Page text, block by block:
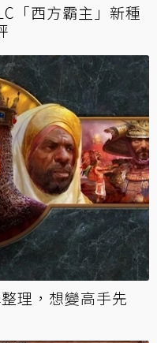
「西方霸主」新種
理，想變高手先